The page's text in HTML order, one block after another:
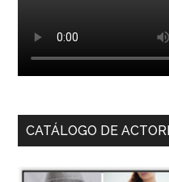
CATÁLOGO DE